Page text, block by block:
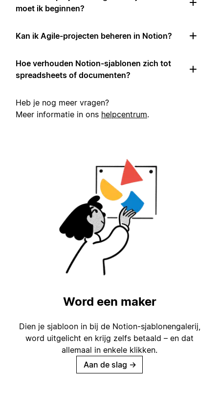
moet ik beginnen?
Kan ik Agile-projecten beheren in Notion?
Hoe verhouden Notion-sjablonen zich tot
spreadsheets of documenten?
Heb je nog meer vragen?
Meer informatie in ons helpcentrum.
Word een maker
Dien je sjabloon in bij de Notion-sjablonengalerij,
word uitgelicht en krijg zelfs betaald – en dat
allemaal in enkele klikken.
Aan de slag →